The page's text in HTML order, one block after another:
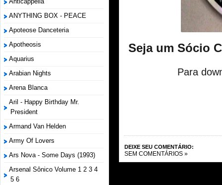
ANYTHING BOX - PEACE
Apoteose Danceteria
Apotheosis
Aquarius
Arabian Nights
Arena Blanca
Aril - Happy Birthday Mr.
President
Armand Van Helden
Army Of Lovers
Ars Nova - Some Days (1993)
Arsenal Sônico Volume 1 2 3 4
5 6
Seja um Sócio
Para
DEIXE SEU COMENTÁRIO:
SEM COMENTÁRIOS »